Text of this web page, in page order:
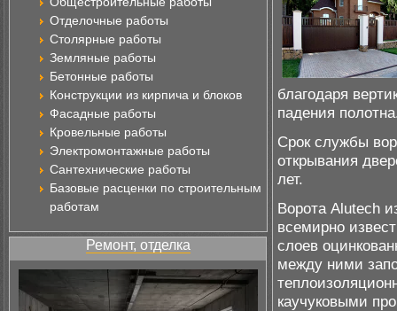
Отделочные работы
Столярные работы
Земляные работы
Бетонные работы
Конструкции из кирпича и блоков
Фасадные работы
Кровельные работы
Электромонтажные работы
Сантехнические работы
Базовые расценки по строительным
работам
Ремонт, отделка
благодаря
падения
Срок службы
открывания
лет.
Ворота Alutech
всемирно
слоев
между ними
каучуковыми